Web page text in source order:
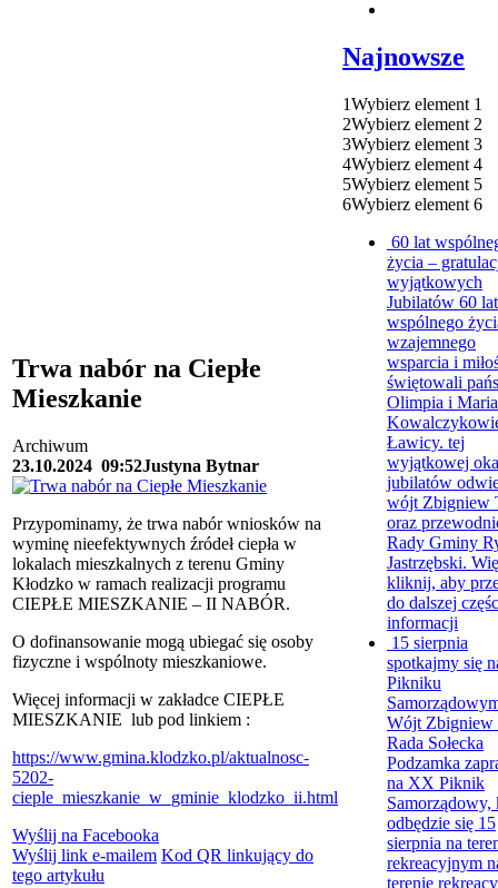
Trwa nabór na Ciepłe
Mieszkanie
Archiwum
23.10.2024 09:52Justyna Bytnar
Przypominamy, że trwa nabór wniosków na
wyminę nieefektywnych źródeł ciepła w
lokalach mieszkalnych z terenu Gminy
Kłodzko w ramach realizacji programu
CIEPŁE MIESZKANIE – II NABÓR.
O dofinansowanie mogą ubiegać się osoby
fizyczne i wspólnoty mieszkaniowe.
Więcej informacji w zakładce CIEPŁE
MIESZKANIE lub pod linkiem :
https://www.gmina.klodzko.pl/aktualnosc-
5202-
cieple_mieszkanie_w_gminie_klodzko_ii.html
Wyślij na Facebooka
Wyślij link e-mailem Kod QR linkujący do
tego artykułu
Najnowsze
1Wybierz element 1
2Wybierz element 2
3Wybierz element 3
4Wybierz element 4
5Wybierz element 5
6Wybierz element 6
60 lat
życia –
wyjątkowych
Jubilatów 60 lat
wspólnego
wzajemnego
wsparcia i
świętowali
Olimpia i
Ławicy. tej
wyjątkowej
jubilatów
wójt Zbigniew
oraz
Rady Gminy
Jastrzębski.
kliknij, aby
do dalszej
informacji
15 sierpnia
spotkajmy się
Pikniku
Wójt Zbigniew
Rada Sołecka
Podzamka
na XX Piknik
Samorządowy,
odbędzie się 15
sierpnia na
rekreacyjnym
terenie